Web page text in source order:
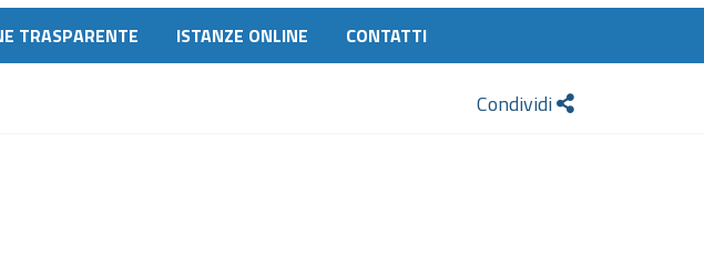
TRASPARENTE ISTANZE ONLINE CONTATTI
Condividi